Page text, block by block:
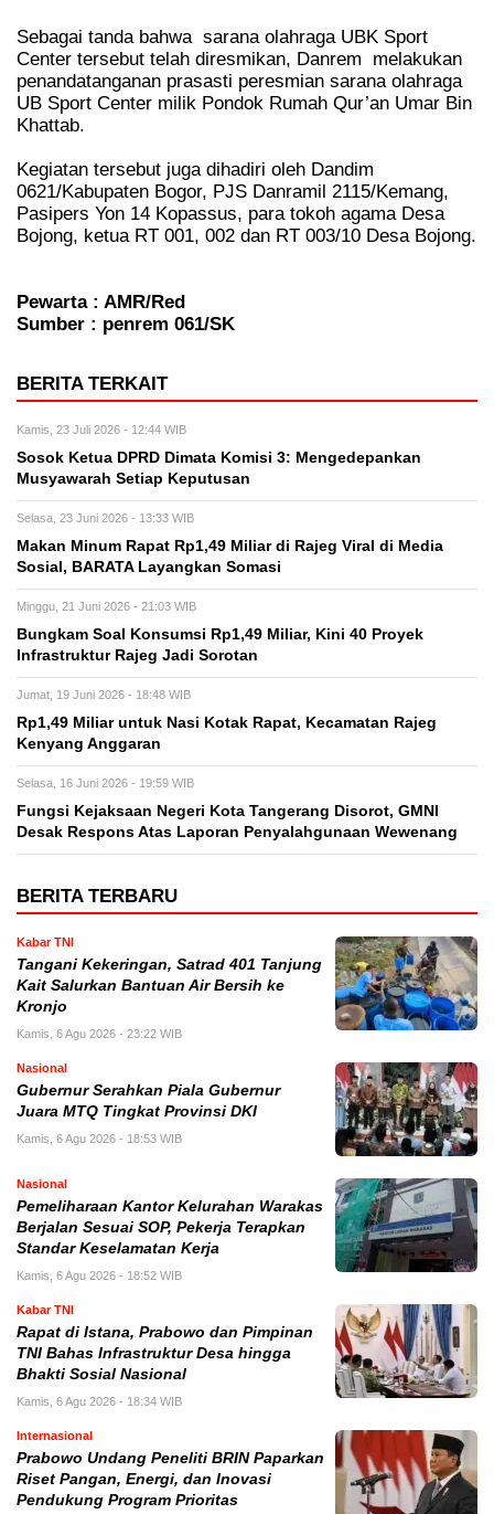
Sebagai tanda bahwa sarana olahraga UBK Sport
Center tersebut telah diresmikan, Danrem
melakukan
penandatanganan prasasti peresmian sarana olahraga
UB Sport Center milik Pondok Rumah Qur’an Umar Bin
Khattab.
Kegiatan tersebut juga dihadiri oleh Dandim
0621/Kabupaten Bogor, PJS Danramil 2115/Kemang,
Pasipers Yon 14 Kopassus, para tokoh agama Desa
Bojong, ketua RT 001, 002 dan RT 003/10 Desa Bojong.
Pewarta : AMR/Red
Sumber : penrem 061/SK
BERITA TERKAIT
Kamis, 23 Juli 2026 - 12:44 WIB
Sosok Ketua DPRD Dimata Komisi 3: Mengedepankan
Musyawarah Setiap Keputusan
Selasa, 23 Juni 2026 - 13:33 WIB
Makan Minum Rapat Rp1,49 Miliar di Rajeg Viral di Media
Sosial, BARATA Layangkan Somasi
Minggu, 21 Juni 2026 - 21:03 WIB
Bungkam Soal Konsumsi Rp1,49 Miliar, Kini 40 Proyek
Infrastruktur Rajeg Jadi Sorotan
Jumat, 19 Juni 2026 - 18:48 WIB
Rp1,49 Miliar untuk Nasi Kotak Rapat, Kecamatan Rajeg
Kenyang Anggaran
Selasa, 16 Juni 2026 - 19:59 WIB
Fungsi Kejaksaan Negeri Kota Tangerang Disorot, GMNI
Desak Respons Atas Laporan Penyalahgunaan Wewenang
BERITA TERBARU
Kabar TNI
Tangani Kekeringan, Satrad 401 Tanjung
Kait Salurkan Bantuan Air Bersih ke
Kronjo
Kamis, 6 Agu 2026 - 23:22 WIB
Nasional
Gubernur Serahkan Piala Gubernur
Juara MTQ Tingkat Provinsi DKI
Kamis, 6 Agu 2026 - 18:53 WIB
Nasional
Pemeliharaan Kantor Kelurahan Warakas
Berjalan Sesuai SOP, Pekerja Terapkan
Standar Keselamatan Kerja
Kamis, 6 Agu 2026 - 18:52 WIB
Kabar TNI
Rapat di Istana, Prabowo dan Pimpinan
TNI Bahas Infrastruktur Desa hingga
Bhakti Sosial Nasional
Kamis, 6 Agu 2026 - 18:34 WIB
Internasional
Prabowo Undang Peneliti BRIN Paparkan
Riset Pangan, Energi, dan Inovasi
Pendukung Program Prioritas